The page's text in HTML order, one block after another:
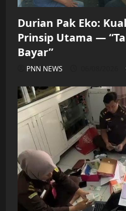
Durian Pak Eko:
Prinsip Utama —
Bayar”
PNN NEWS